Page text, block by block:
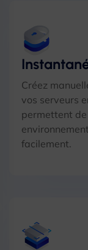
Créez
vos serveurs
permettent
facilement.